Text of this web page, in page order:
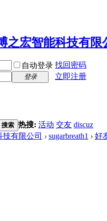
自动登录 找回密码
登录
立即注册
搜索 热搜: 活动 交友 discuz
有限公司 › sugarbreath1 › 好